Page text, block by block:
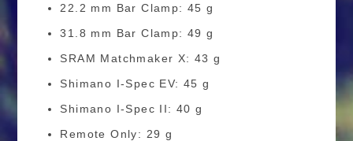
22.2 mm Bar Clamp: 45 g
31.8 mm Bar Clamp: 49 g
SRAM Matchmaker X: 43 g
Shimano I-Spec EV: 45 g
Shimano I-Spec II: 40 g
Remote Only: 29 g